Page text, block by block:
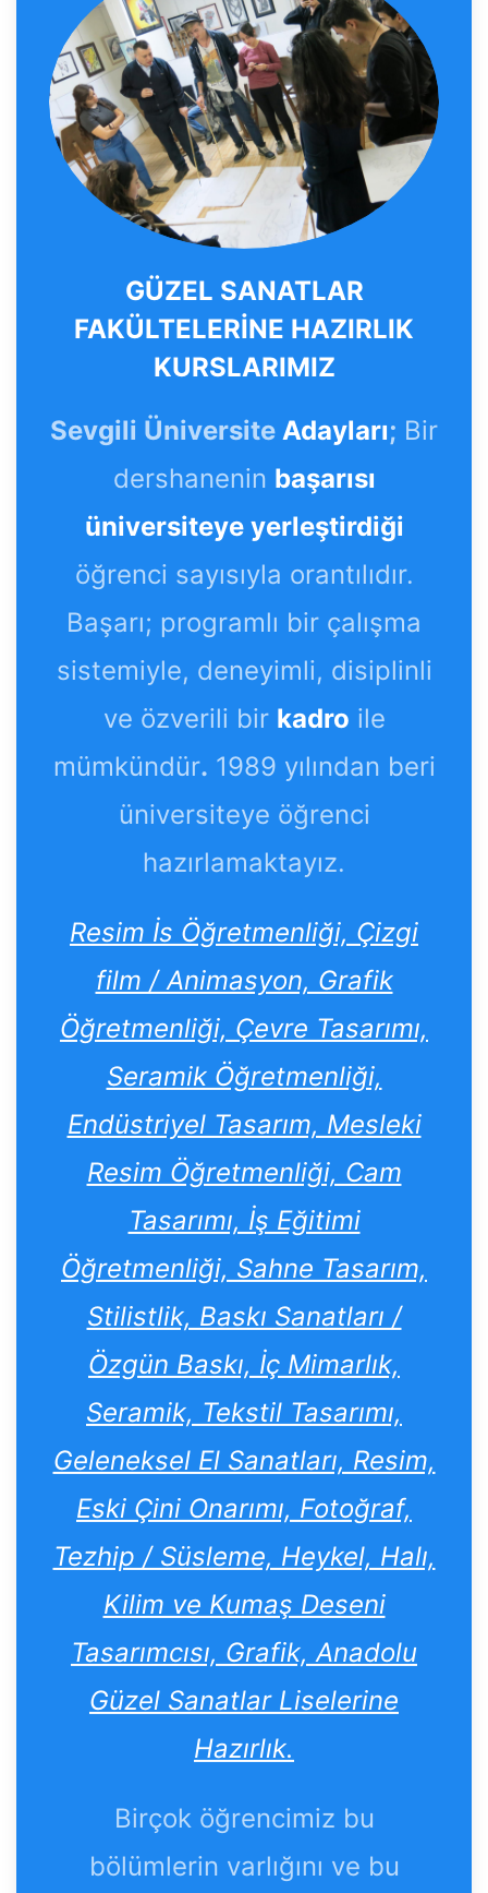
GÜZEL SANATLAR
FAKÜLTELERİNE HAZIRLIK
KURSLARIMIZ
Sevgili Üniversite Adayları; Bir
dershanenin başarısı
üniversiteye yerleştirdiği
öğrenci sayısıyla orantılıdır.
Başarı; programlı bir çalışma
sistemiyle, deneyimli, disiplinli
ve özverili bir kadro ile
mümkündür. 1989 yılından beri
üniversiteye öğrenci
hazırlamaktayız.
Resim İs Öğretmenliği, Çizgi
film / Animasyon, Grafik
Öğretmenliği, Çevre Tasarımı,
Seramik Öğretmenliği,
Endüstriyel Tasarım, Mesleki
Resim Öğretmenliği, Cam
Tasarımı, İş Eğitimi
Öğretmenliği, Sahne Tasarım,
Stilistlik, Baskı Sanatları /
Özgün Baskı, İç Mimarlık,
Seramik, Tekstil Tasarımı,
Geleneksel El Sanatları, Resim,
Eski Çini Onarımı, Fotoğraf,
Tezhip / Süsleme, Heykel, Halı,
Kilim ve Kumaş Deseni
Tasarımcısı, Grafik, Anadolu
Güzel Sanatlar Liselerine
Hazırlık.
Birçok öğrencimiz bu
bölümlerin varlığını ve bu